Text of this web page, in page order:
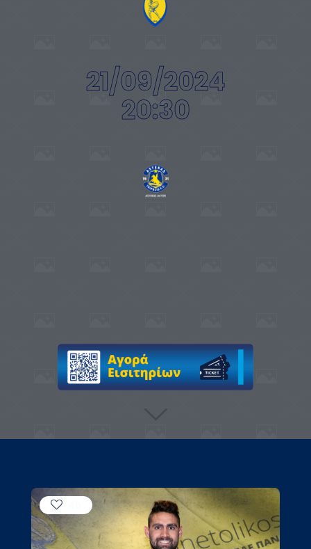
21/09/2024
20:30